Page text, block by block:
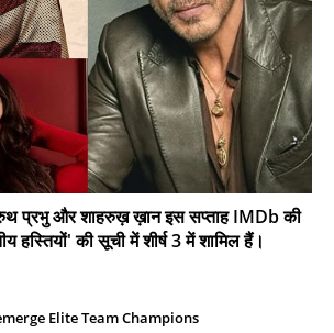
रुथ प्रभु और शाहरुख़ ख़ान इस सप्ताह IMDb की
हस्तियों' की सूची में शीर्ष 3 में शामिल हैं।
Elite Team Champions